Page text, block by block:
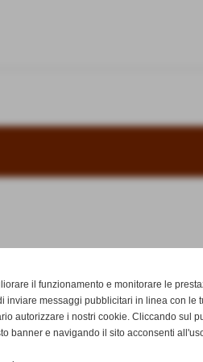
il funzionamento e monitorare le
inviare messaggi pubblicitari in linea con le
autorizzare i nostri cookie. Cliccando sul
banner e navigando il sito acconsenti